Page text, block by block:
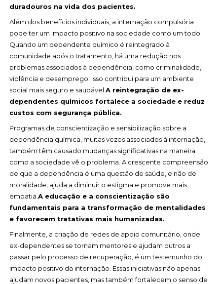
duradouros na vida dos pacientes.
Além dos benefícios individuais, a internação compulsória
pode ter um impacto positivo na sociedade como um todo.
Quando um dependente químico é reintegrado à
comunidade após o tratamento, há uma redução nos
problemas associados à dependência, como criminalidade,
violência e desemprego. Isso contribui para um ambiente
social mais seguro e saudável.A reintegração de ex-
dependentes químicos fortalece a sociedade e reduz
custos com segurança pública.
Programas de conscientização e sensibilização sobre a
dependência química, muitas vezes associados à internação,
também têm causado mudanças significativas na maneira
como a sociedade vê o problema. A crescente compreensão
de que a dependência é uma questão de saúde, e não de
moralidade, ajuda a diminuir o estigma e promove mais
empatia.A educação e a conscientização são
fundamentais para a transformação de mentalidades
e favorecem tratativas mais humanizadas.
Finalmente, a criação de redes de apoio comunitário, onde
ex-dependentes se tornam mentores e ajudam outros a
passar pelo processo de recuperação, é um testemunho do
impacto positivo da internação. Essas iniciativas não apenas
ajudam novos pacientes, mas também fortalecem o senso de